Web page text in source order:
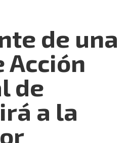
de una
Acción
de
a la